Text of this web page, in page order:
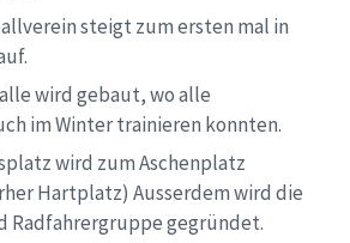
steigt zum ersten mal in
wird gebaut, wo alle
im Winter trainieren konnten.
wird zum Aschenplatz
Hartplatz) Ausserdem wird die
Radfahrergruppe gegründet.